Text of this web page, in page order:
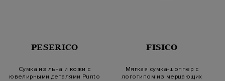
PESERICO
Сумка из льна и кожи с
ювелирными деталями Punto
FISICO
Мягкая сумка-шоппер с
логотипом из мерцающих